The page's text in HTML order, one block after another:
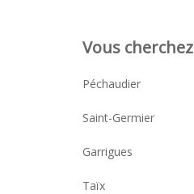
Vous
Péchaudier
Saint-Germier
Garrigues
Taïx